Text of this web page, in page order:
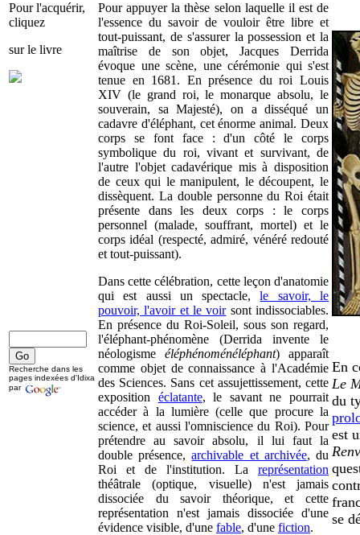
Pour l'acquérir,
cliquez
sur le livre
Pour appuyer la thèse selon laquelle il est de
l'essence du savoir de vouloir être libre et
tout-puissant, de s'assurer la possession et la
maîtrise de son objet, Jacques Derrida
évoque une scène, une cérémonie qui s'est
tenue en 1681. En présence du roi Louis
XIV (le grand roi, le monarque absolu, le
souverain, sa Majesté), on a disséqué un
cadavre d'éléphant, cet énorme animal. Deux
corps se font face : d'un côté le corps
symbolique du roi, vivant et survivant, de
l'autre l'objet cadavérique mis à disposition
de ceux qui le manipulent, le découpent, le
dissèquent. La double personne du Roi était
présente dans les deux corps : le corps
personnel (malade, souffrant, mortel) et le
corps idéal (respecté, admiré, vénéré redouté
et tout-puissant).
Dans cette célébration, cette leçon d'anatomie
qui est aussi un spectacle,le savoir, le
pouvoir, l'avoir et le voirsont indissociables.
En présence du Roi-Soleil, sous son regard,
l'éléphant-phénomène (Derrida invente le
néologisme éléphénoménéléphant) apparaît
comme objet de connaissance à l'Académie
des Sciences. Sans cet assujettissement, cette
exposition éclatante, le savant ne pourrait
accéder à la lumière (celle que procure la
science, et aussi l'omniscience du Roi). Pour
prétendre au savoir absolu, il lui faut la
double présence,archivable et archivée, du
Roi et de l'institution. La représentation
théâtrale (optique, visuelle) n'est jamais
dissociée du savoir théorique, et cette
représentation n'est jamais dissociée d'une
évidence visible, d'une fable, d'une fiction.
En
Le
du
est
se
Recherche dans les
pages indexées d'Idixa
par